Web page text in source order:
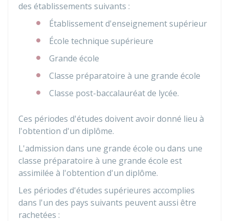
des établissements suivants :
Établissement d'enseignement supérieur
École technique supérieure
Grande école
Classe préparatoire à une grande école
Classe post-baccalauréat de lycée.
Ces périodes d'études doivent avoir donné lieu à
l'obtention d'un diplôme.
L'admission dans une grande école ou dans une
classe préparatoire à une grande école est
assimilée à l'obtention d'un diplôme.
Les périodes d'études supérieures accomplies
dans l'un des pays suivants peuvent aussi être
rachetées :